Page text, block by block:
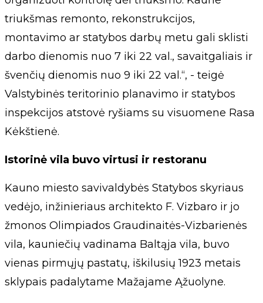
triukšmas remonto, rekonstrukcijos,
montavimo ar statybos darbų metu gali sklisti
darbo dienomis nuo 7 iki 22 val., savaitgaliais ir
švenčių dienomis nuo 9 iki 22 val.“, - teigė
Valstybinės teritorinio planavimo ir statybos
inspekcijos atstovė ryšiams su visuomene Rasa
Kėkštienė.
Istorinė vila buvo virtusi ir restoranu
Kauno miesto savivaldybės Statybos skyriaus
vedėjo, inžinieriaus architekto F. Vizbaro ir jo
žmonos Olimpiados Graudinaitės-Vizbarienės
vila, kauniečių vadinama Baltąja vila, buvo
vienas pirmųjų pastatų, iškilusių 1923 metais
sklypais padalytame Mažajame Ąžuolyne.